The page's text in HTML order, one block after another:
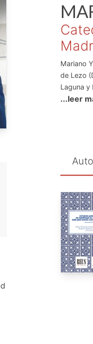
Mariano
de Lezo
Laguna y
artículos
...leer